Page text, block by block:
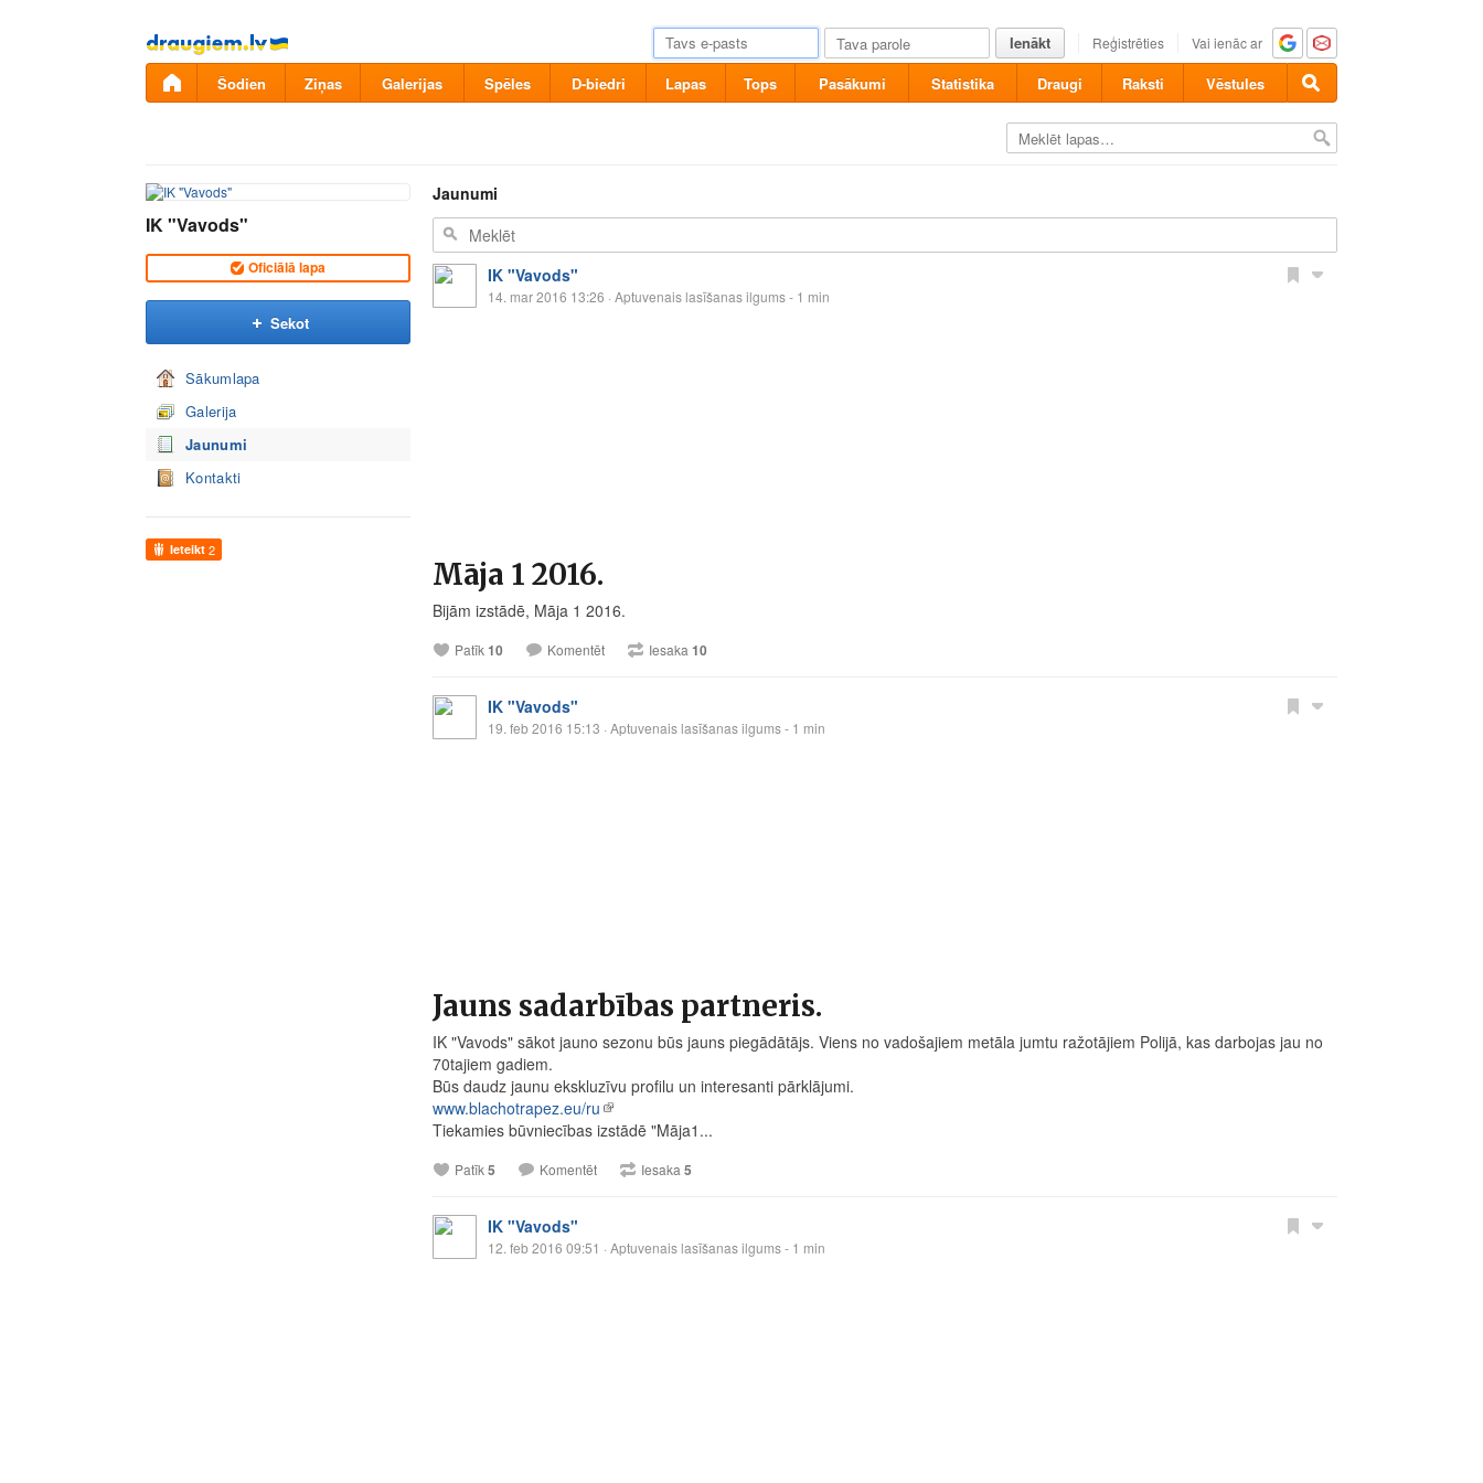
Pāriet
uz
saturu
Ienākt Reģistrēties Vai ienāc ar
Šodien Ziņas Galerijas Spēles D-biedri Lapas Tops Pasākumi Statistika Draugi Raksti Vēstules
IK "Vavods"
Oficiālā lapa
Sekot
Sākumlapa
Galerija
Jaunumi
Kontakti
Ieteikt 2
Jaunumi
IK "Vavods"
14. mar 2016 13:26 · Aptuvenais lasīšanas ilgums - 1 min
Māja 1 2016.
Bijām izstādē, Māja 1 2016.
Patīk10 Komentēt Iesaka 10
IK "Vavods"
19. feb 2016 15:13 · Aptuvenais lasīšanas ilgums - 1 min
Jauns sadarbības partneris.
IK "Vavods" sākot jauno sezonu būs jauns piegādātājs. Viens no vadošajiem metāla jumtu ražotājiem Polijā, kas darbojas jau no
70tajiem gadiem.
Būs daudz jaunu ekskluzīvu profilu un interesanti pārklājumi.
www.blachotrapez.eu/ru
Tiekamies būvniecības izstādē "Māja1...
Patīk5 Komentēt Iesaka 5
IK "Vavods"
12. feb 2016 09:51 · Aptuvenais lasīšanas ilgums - 1 min